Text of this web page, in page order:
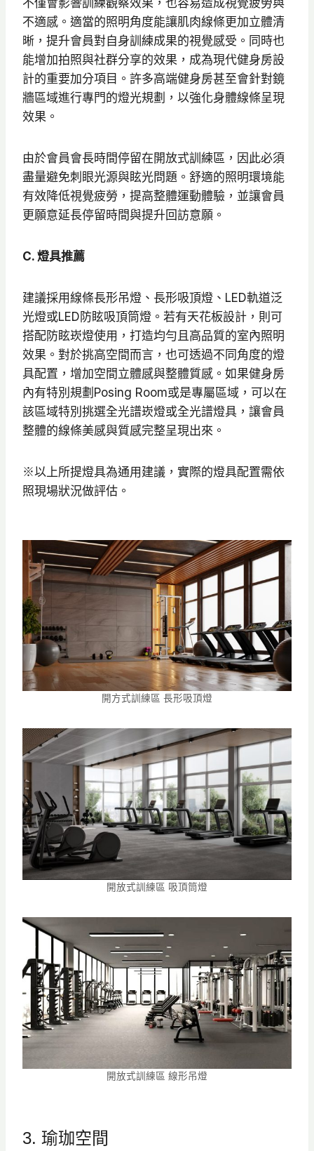
不適感。適當的照明角度能讓肌肉線條更加立體清
晰，提升會員對自身訓練成果的視覺感受。同時也
能增加拍照與社群分享的效果，成為現代健身房設
計的重要加分項目。許多高端健身房甚至會針對鏡
牆區域進行專門的燈光規劃，以強化身體線條呈現
效果。
由於會員會長時間停留在開放式訓練區，因此必須
盡量避免刺眼光源與眩光問題。舒適的照明環境能
有效降低視覺疲勞，提高整體運動體驗，並讓會員
更願意延長停留時間與提升回訪意願。
C. 燈具推薦
建議採用線條長形吊燈、長形吸頂燈、LED軌道泛
光燈或LED防眩吸頂筒燈。若有天花板設計，則可
搭配防眩崁燈使用，打造均勻且高品質的室內照明
效果。對於挑高空間而言，也可透過不同角度的燈
具配置，增加空間立體感與整體質感。如果健身房
內有特別規劃Posing Room或是專屬區域，可以在
該區域特別挑選全光譜崁燈或全光譜燈具，讓會員
整體的線條美感與質感完整呈現出來。
※以上所提燈具為通用建議，實際的燈具配置需依
照現場狀況做評估。
開方式訓練區 長形吸頂燈
開放式訓練區 吸頂筒燈
開放式訓練區 線形吊燈
3. 瑜珈空間